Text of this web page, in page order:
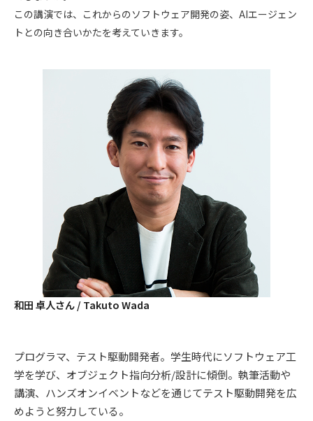
この講演では、これからのソフトウェア開発の姿、AIエージェン
トとの向き合いかたを考えていきます。
和田 卓人さん / Takuto Wada
プログラマ、テスト駆動開発者。学生時代にソフトウェア工
学を学び、オブジェクト指向分析/設計に傾倒。執筆活動や
講演、ハンズオンイベントなどを通じてテスト駆動開発を広
めようと努力している。